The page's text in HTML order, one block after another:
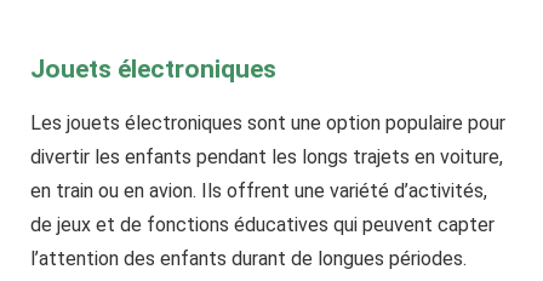
Jouets électroniques
Les jouets électroniques sont une option populaire pour
divertir les enfants pendant les longs trajets en voiture,
en train ou en avion. Ils offrent une variété d’activités,
de jeux et de fonctions éducatives qui peuvent capter
l’attention des enfants durant de longues périodes.